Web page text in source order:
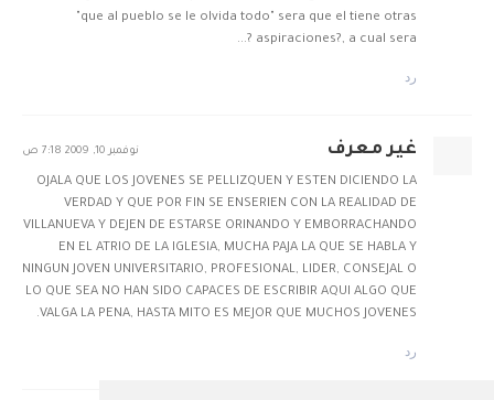
"que al pueblo se le olvida todo" sera que el tiene otras
aspiraciones?, a cual sera ?...
رد
غير معرف نوفمبر 10, 2009 7:18 ص
OJALA QUE LOS JOVENES SE PELLIZQUEN Y ESTEN DICIENDO LA
VERDAD Y QUE POR FIN SE ENSERIEN CON LA REALIDAD DE
VILLANUEVA Y DEJEN DE ESTARSE ORINANDO Y EMBORRACHANDO
EN EL ATRIO DE LA IGLESIA, MUCHA PAJA LA QUE SE HABLA Y
NINGUN JOVEN UNIVERSITARIO, PROFESIONAL, LIDER, CONSEJAL O
LO QUE SEA NO HAN SIDO CAPACES DE ESCRIBIR AQUI ALGO QUE
VALGA LA PENA, HASTA MITO ES MEJOR QUE MUCHOS JOVENES.
رد